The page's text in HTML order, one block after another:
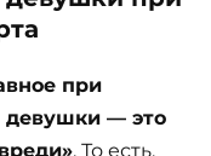
при
девушки — это
. То есть,